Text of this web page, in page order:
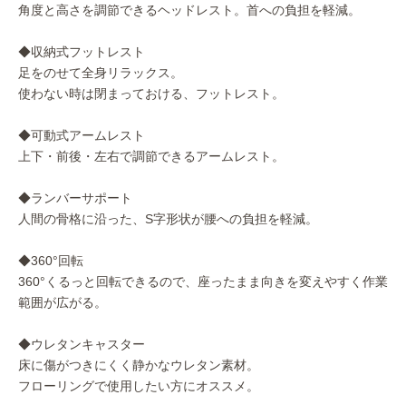
角度と高さを調節できるヘッドレスト。首への負担を軽減。
◆収納式フットレスト
足をのせて全身リラックス。
使わない時は閉まっておける、フットレスト。
◆可動式アームレスト
上下・前後・左右で調節できるアームレスト。
◆ランバーサポート
人間の骨格に沿った、S字形状が腰への負担を軽減。
◆360°回転
360°くるっと回転できるので、座ったまま向きを変えやすく作業
範囲が広がる。
◆ウレタンキャスター
床に傷がつきにくく静かなウレタン素材。
フローリングで使用したい方にオススメ。